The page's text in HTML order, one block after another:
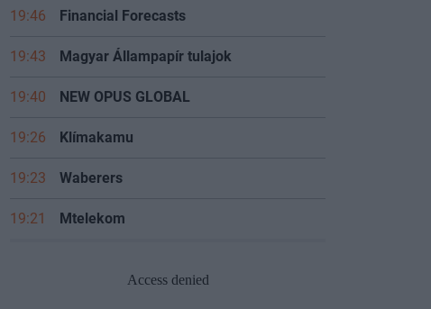
19:46 Financial Forecasts
19:43 Magyar Állampapír tulajok
19:40 NEW OPUS GLOBAL
19:26 Klímakamu
19:23 Waberers
19:21 Mtelekom